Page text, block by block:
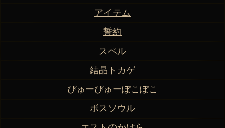
アイテム
誓約
スペル
結晶トカゲ
ぴゅーぴゅーぽこぽこ
ボスソウル